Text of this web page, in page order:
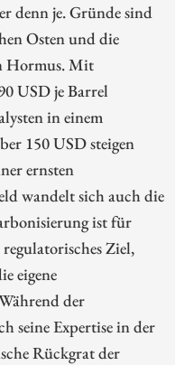
denn je. Gründe sind
Osten und die
Hormus. Mit
USD je Barrel
in einem
150 USD steigen
ernsten
wandelt sich auch die
ist für
Ziel,
eigene
der
seine Expertise in der
Rückgrat der